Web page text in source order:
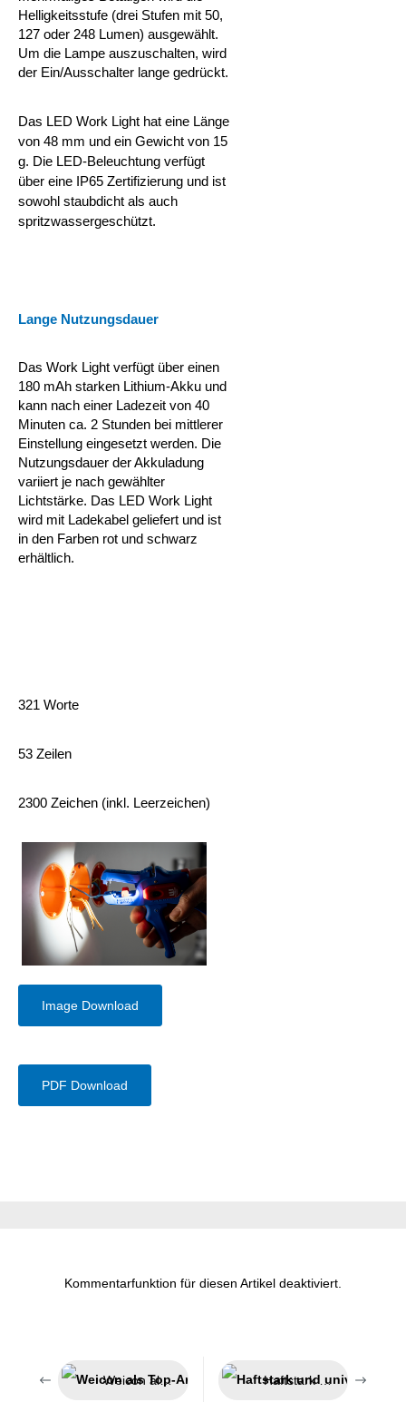
Helligkeitsstufe (drei Stufen mit 50,
127 oder 248 Lumen) ausgewählt.
Um die Lampe auszuschalten, wird
der Ein/Ausschalter lange gedrückt.
Das LED Work Light hat eine Länge
von 48 mm und ein Gewicht von 15
g. Die LED-Beleuchtung verfügt
über eine IP65 Zertifizierung und ist
sowohl staubdicht als auch
spritzwassergeschützt.
Lange Nutzungsdauer
Das Work Light verfügt über einen
180 mAh starken Lithium-Akku und
kann nach einer Ladezeit von 40
Minuten ca. 2 Stunden bei mittlerer
Einstellung eingesetzt werden. Die
Nutzungsdauer der Akkuladung
variiert je nach gewählter
Lichtstärke. Das LED Work Light
wird mit Ladekabel geliefert und ist
in den Farben rot und schwarz
erhältlich.
321 Worte
53 Zeilen
2300 Zeichen (inkl. Leerzeichen)
Image Download
PDF Download
Kommentarfunktion für diesen Artikel deaktiviert.
Weicon als Top-Arbeitgeber ausgezeichnet Haftstark und universell einsetzbar